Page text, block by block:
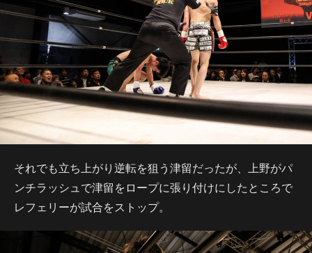
それでも立ち上がり逆転を狙う津留だったが、上野がパ
ンチラッシュで津留をロープに張り付けにしたところで
レフェリーが試合をストップ。